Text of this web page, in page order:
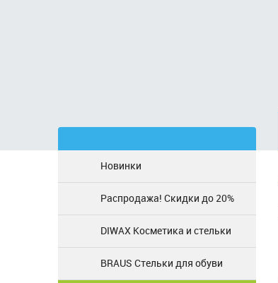
Новинки
Распродажа! Скидки до 20%
DIWAX Косметика и стельки
BRAUS Стельки для обуви